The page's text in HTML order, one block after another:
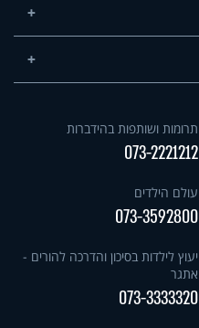
תרומות ושותפות בהידברות
073-2221212
עולם הילדים
073-3592800
יעוץ לילדות בסיכון והדרכה להורים -
אתגר
073-3333320